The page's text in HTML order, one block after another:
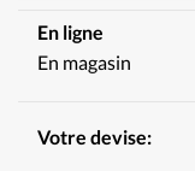
En ligne
En magasin
Votre devise: